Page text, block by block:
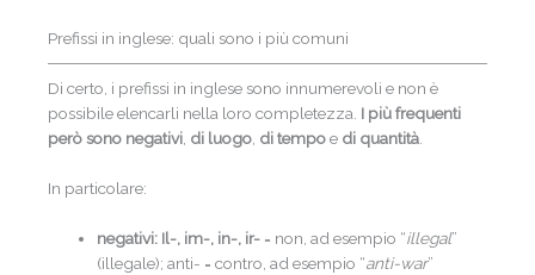
Prefissi in inglese: quali sono i più comuni
Di certo, i prefissi in inglese sono innumerevoli e non è
possibile elencarli nella loro completezza. I più frequenti
però sono negativi, di luogo, di tempoe di quantità.
In particolare:
negativi: Il-, im-, in-, ir- = non, ad esempio “illegal”
(illegale); anti- = contro, ad esempio “anti-war”